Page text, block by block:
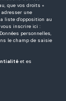
que vos droits «
une
liste d'opposition au
vous inscrire ici :
personnelles,
le champ de saisie
et es